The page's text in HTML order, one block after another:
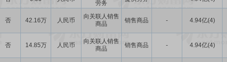
劳务
否 42.16万 人民币
向关联人销售
商品
销售商品 - 4.94亿(4)
否 14.85万 人民币
向关联人销售
商品
销售商品 - 4.94亿(4)